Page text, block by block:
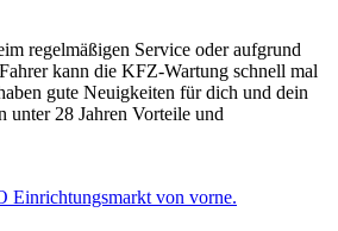
regelmäßigen Service oder aufgrund
kann die KFZ-Wartung schnell mal
gute Neuigkeiten für dich und dein
unter 28 Jahren Vorteile und